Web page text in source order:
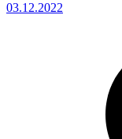
03.12.2022